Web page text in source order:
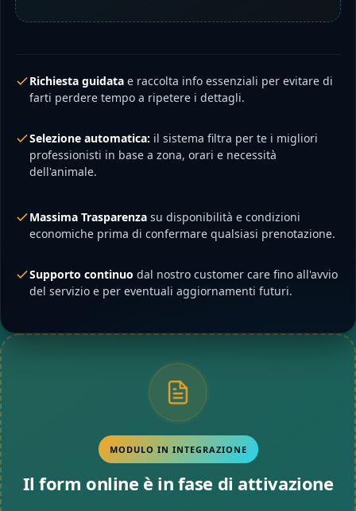
Richiesta guidata e raccolta info essenziali per evitare di
farti perdere tempo a ripetere i dettagli.
Selezione automatica: il sistema filtra per te i migliori
professionisti in base a zona, orari e necessità
dell'animale.
Massima Trasparenza su disponibilità e condizioni
economiche prima di confermare qualsiasi prenotazione.
Supporto continuo dal nostro customer care fino all'avvio
del servizio e per eventuali aggiornamenti futuri.
MODULO IN INTEGRAZIONE
Il form online è in fase di attivazione